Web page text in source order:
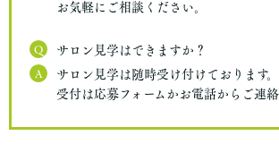
お気軽にご相談ください。
Q サロン見学はできますか？
A
サロン見学は随時受け付けております。
受付は応募フォームかお電話からご連絡